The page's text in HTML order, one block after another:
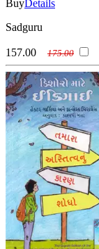
BuyDetails
Sadguru
157.00 175.00